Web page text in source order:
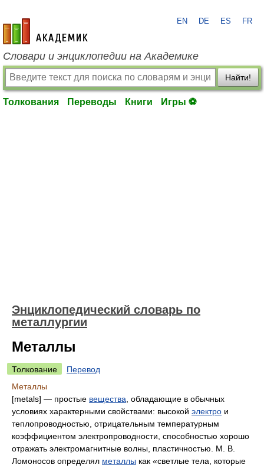
academic.ru
EN DE ES FR
Словари и энциклопедии на Академике
Найти!
Толкования Переводы Книги Игры ⚽
Энциклопедический словарь по
металлургии
Металлы
Толкование
Перевод
Металлы
[metals] — простые вещества , обладающие в обычных
условиях характерными свойствами: высокой электро и
теплопроводностью, отрицательным температурным
коэффициентом электропроводности, способностью хорошо
отражать электромагнитные волны, пластичностью. М. В.
Ломоносов определял металлы как «светлые тела, которые